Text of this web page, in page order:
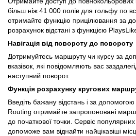
більш ніж 41 000 полів для гольфу по
отримайте функцію прицілювання за
розрахунок відстані з функцією
Навігація від повороту до повороту
Дотримуйтесь маршруту чи курсу за
вказівок, які повідомляють вас
наступний поворот.
Функція розрахунку кругових
Введіть бажану відстань і за
Routing отримайте запропоновані
до початкової точки. Сервіс
допоможе вам віднайти найцікавіші